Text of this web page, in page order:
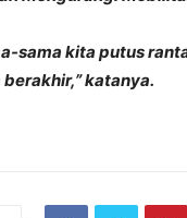
sama kita putus
katanya.